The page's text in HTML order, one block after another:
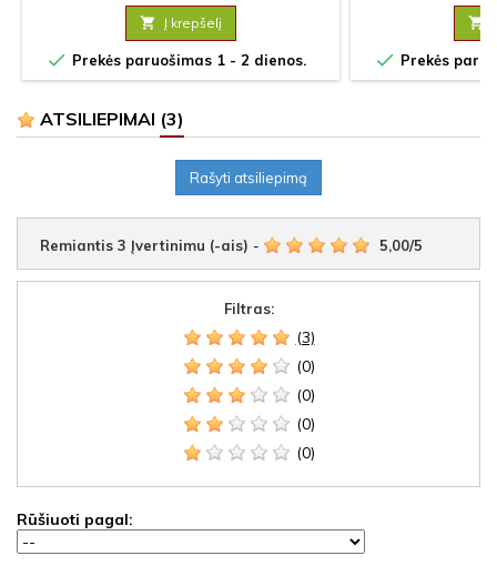
 Į krepšelį
 Prekės paruošimas 1 - 2 dienos.

 Prekės
ATSILIEPIMAI (3)
Rašyti atsiliepimą
Remiantis 3 Įvertinimu (-ais) - 5,00/5
Filtras:
(3)
(0)
(0)
(0)
(0)
Rūšiuoti pagal: